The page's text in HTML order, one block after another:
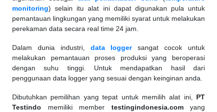
monitoring) selain itu alat ini dapat digunakan pula untuk
pemantauan lingkungan yang memiliki syarat untuk melakukan
perekaman data secara real time 24 jam.
Dalam dunia industri, data loggersangat cocok untuk
melakukan pemantauan proses produksi yang beroperasi
dengan suhu tinggi. Untuk mendapatkan hasil dari
penggunaan data logger yang sesuai dengan keinginan anda.
Dibutuhkan pemilihan yang tepat untuk memilih alat ini, PT
Testindo memiliki member testingindonesia.comyang